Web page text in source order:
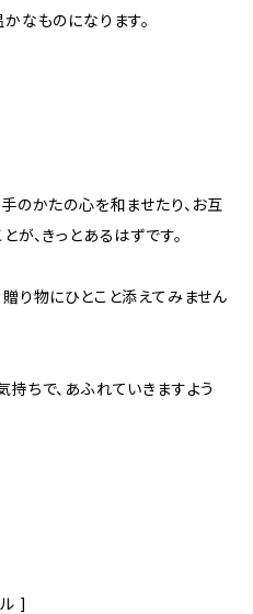
なものになります。
のかたの心を和ませたり、お互
が、きっとあるはずです。
り物にひとこと添えてみません
ちで、あふれていきますよう
]